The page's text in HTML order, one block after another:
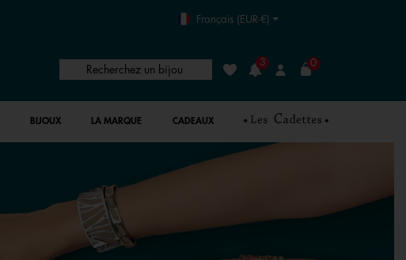
Français (EUR-€)
Recherchez un bijou Liste de souhaits
3
Connexion
0
BIJOUX LA MARQUE CADEAUX